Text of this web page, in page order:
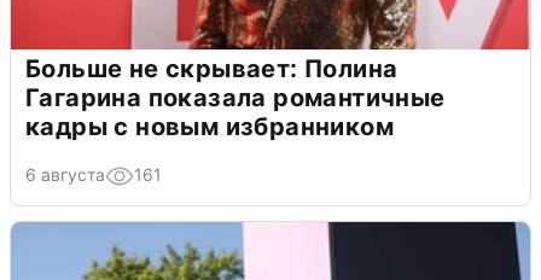
Больше не скрывает: Полина
Гагарина показала романтичные
кадры с новым избранником
6 августа 161